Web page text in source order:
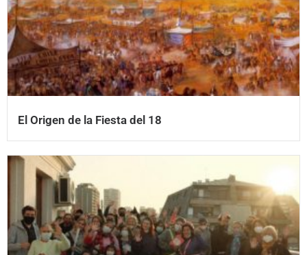
El Origen de la Fiesta del 18